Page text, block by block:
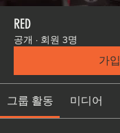
RED
공개 · 회원 3명
가입
그룹 활동 미디어